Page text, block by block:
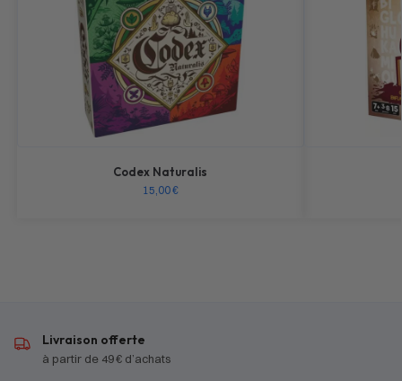
Codex Naturalis
15,00€
Livraison offerte
à partir de 49 € d’achats